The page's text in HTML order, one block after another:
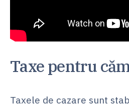
Taxe pentru
Taxele de cazare sunt